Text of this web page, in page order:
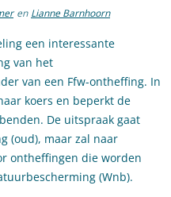
en Lianne Barnhoorn
een interessante
van het
van een Ffw-ontheffing. In
koers en beperkt de
De uitspraak gaat
(oud), maar zal naar
ontheffingen die worden
(Wnb).